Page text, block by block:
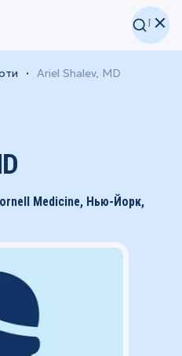
Ariel Shalev, MD
Medicine, Нью-Йорк,